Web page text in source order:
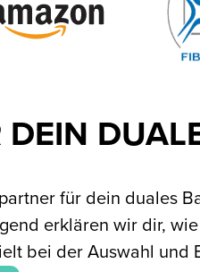
DEIN
für dein duales
erklären wir dir,
bei der Auswahl und